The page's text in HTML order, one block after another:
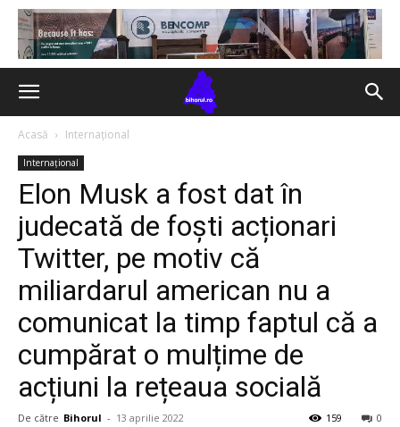
Acasă Internațional
Internațional
Elon Musk a fost dat în
judecată de foști acționari
Twitter, pe motiv că
miliardarul american nu a
comunicat la timp faptul că a
cumpărat o mulțime de
acțiuni la rețeaua socială
De către Bihorul - 13 aprilie 2022 0
159